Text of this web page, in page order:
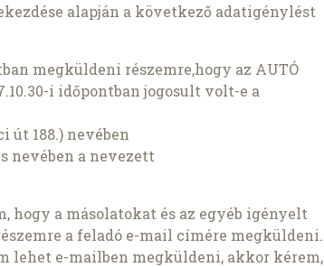
alapján a következő adatigénylést
megküldeni részemre,hogy az AUTÓ
i időpontban jogosult volt-e a
út 188.) nevében
nevében a nevezett
hogy a másolatokat és az egyéb igényelt
a feladó e-mail címére megküldeni.
lehet e-mailben megküldeni, akkor kérem,